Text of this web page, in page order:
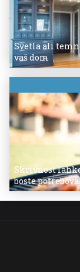
Svetla ali
vaš dom
Skrivnost
boste